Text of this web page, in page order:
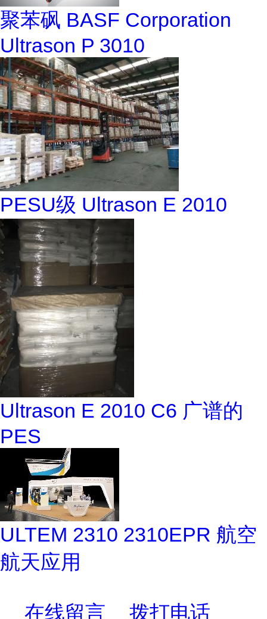
聚苯砜 BASF Corporation
Ultrason P 3010
PESU级 Ultrason E 2010
Ultrason E 2010 C6 广谱的
PES
ULTEM 2310 2310EPR 航空
航天应用
在线留言 拨打电话